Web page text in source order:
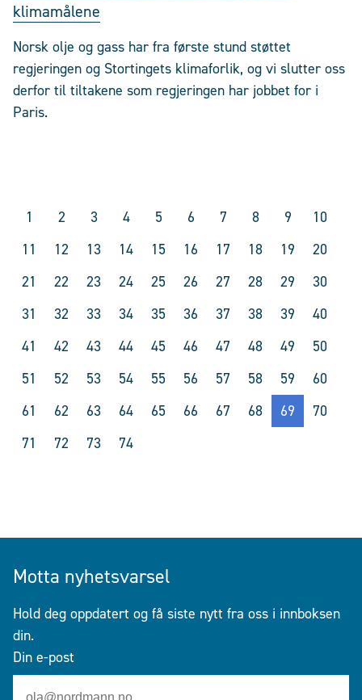
klimamålene
Norsk olje og gass har fra første stund støttet
regjeringen og Stortingets klimaforlik, og vi slutter oss
derfor til tiltakene som regjeringen har jobbet for i
Paris.
1 2 3 4 5 6 7 8 9
10
11
12 13 14 15 16 17 18 19
20
21
22 23 24 25 26 27 28 29
30
31
32 33 34 35 36 37 38 39
40
41
42 43 44 45 46 47 48 49
50
51
52 53 54 55 56 57 58 59
60
61
62 63 64 65 66 67 68 69
70
71
72 73 74
Motta nyhetsvarsel
Hold deg oppdatert og få siste nytt fra oss i innboksen
din.
Din e-post